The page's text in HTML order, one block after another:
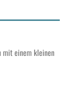
mit einem kleinen